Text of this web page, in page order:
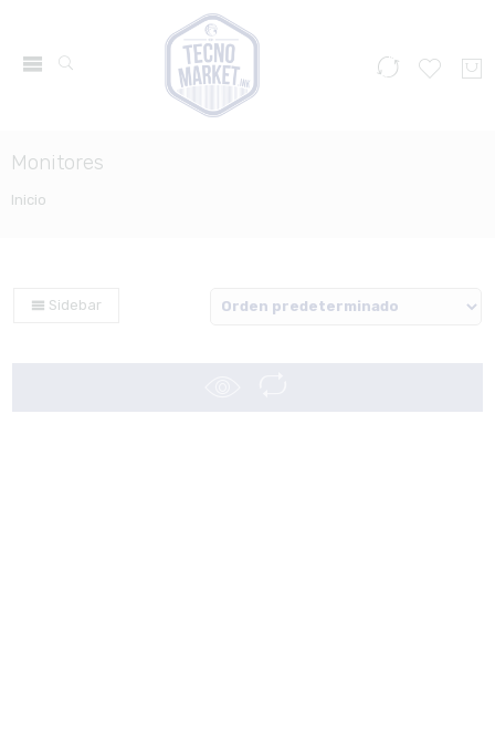
Monitores
Inicio
Sidebar